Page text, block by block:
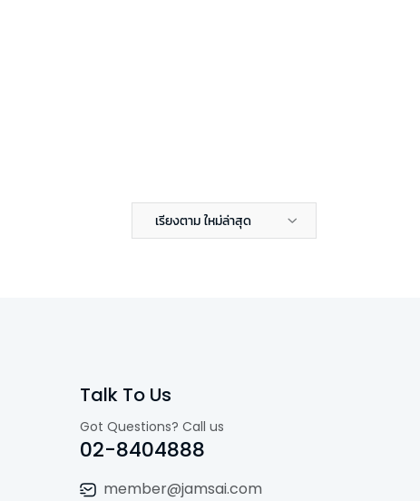
เรียงตาม ใหม่ล่าสุด
Talk To Us
Got Questions? Call us
02-8404888
member@jamsai.com